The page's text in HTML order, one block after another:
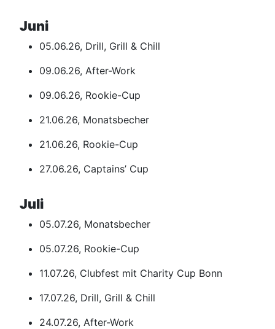
Juni
05.06.26, Drill, Grill & Chill
09.06.26, After-Work
09.06.26, Rookie-Cup
21.06.26, Monatsbecher
21.06.26, Rookie-Cup
27.06.26, Captains’ Cup
Juli
05.07.26, Monatsbecher
05.07.26, Rookie-Cup
11.07.26, Clubfest mit Charity Cup Bonn
17.07.26, Drill, Grill & Chill
24.07.26, After-Work